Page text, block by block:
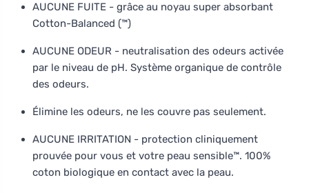
AUCUNE FUITE - grâce au noyau super absorbant
Cotton-Balanced (™)
AUCUNE ODEUR - neutralisation des odeurs activée
par le niveau de pH. Système organique de contrôle
des odeurs.
Élimine les odeurs, ne les couvre pas seulement.
AUCUNE IRRITATION - protection cliniquement
prouvée pour vous et votre peau sensible™. 100%
coton biologique en contact avec la peau.